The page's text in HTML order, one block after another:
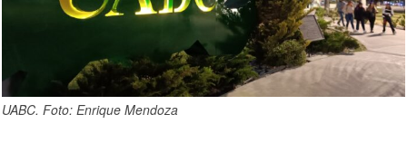
UABC. Foto: Enrique Mendoza